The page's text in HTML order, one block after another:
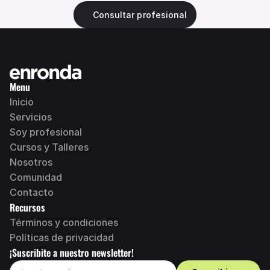
Consultar profesional
Menu
Inicio
Servicios
Soy profesional
Cursos y Talleres
Nosotros
Comunidad
Contacto
Recursos
Términos y condiciones
Políticas de privacidad
¡Suscribite a nuestro newsletter!